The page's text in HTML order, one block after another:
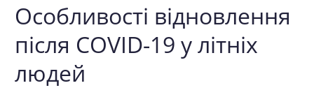
Особливості відновлення
після COVID-19 у літніх
людей